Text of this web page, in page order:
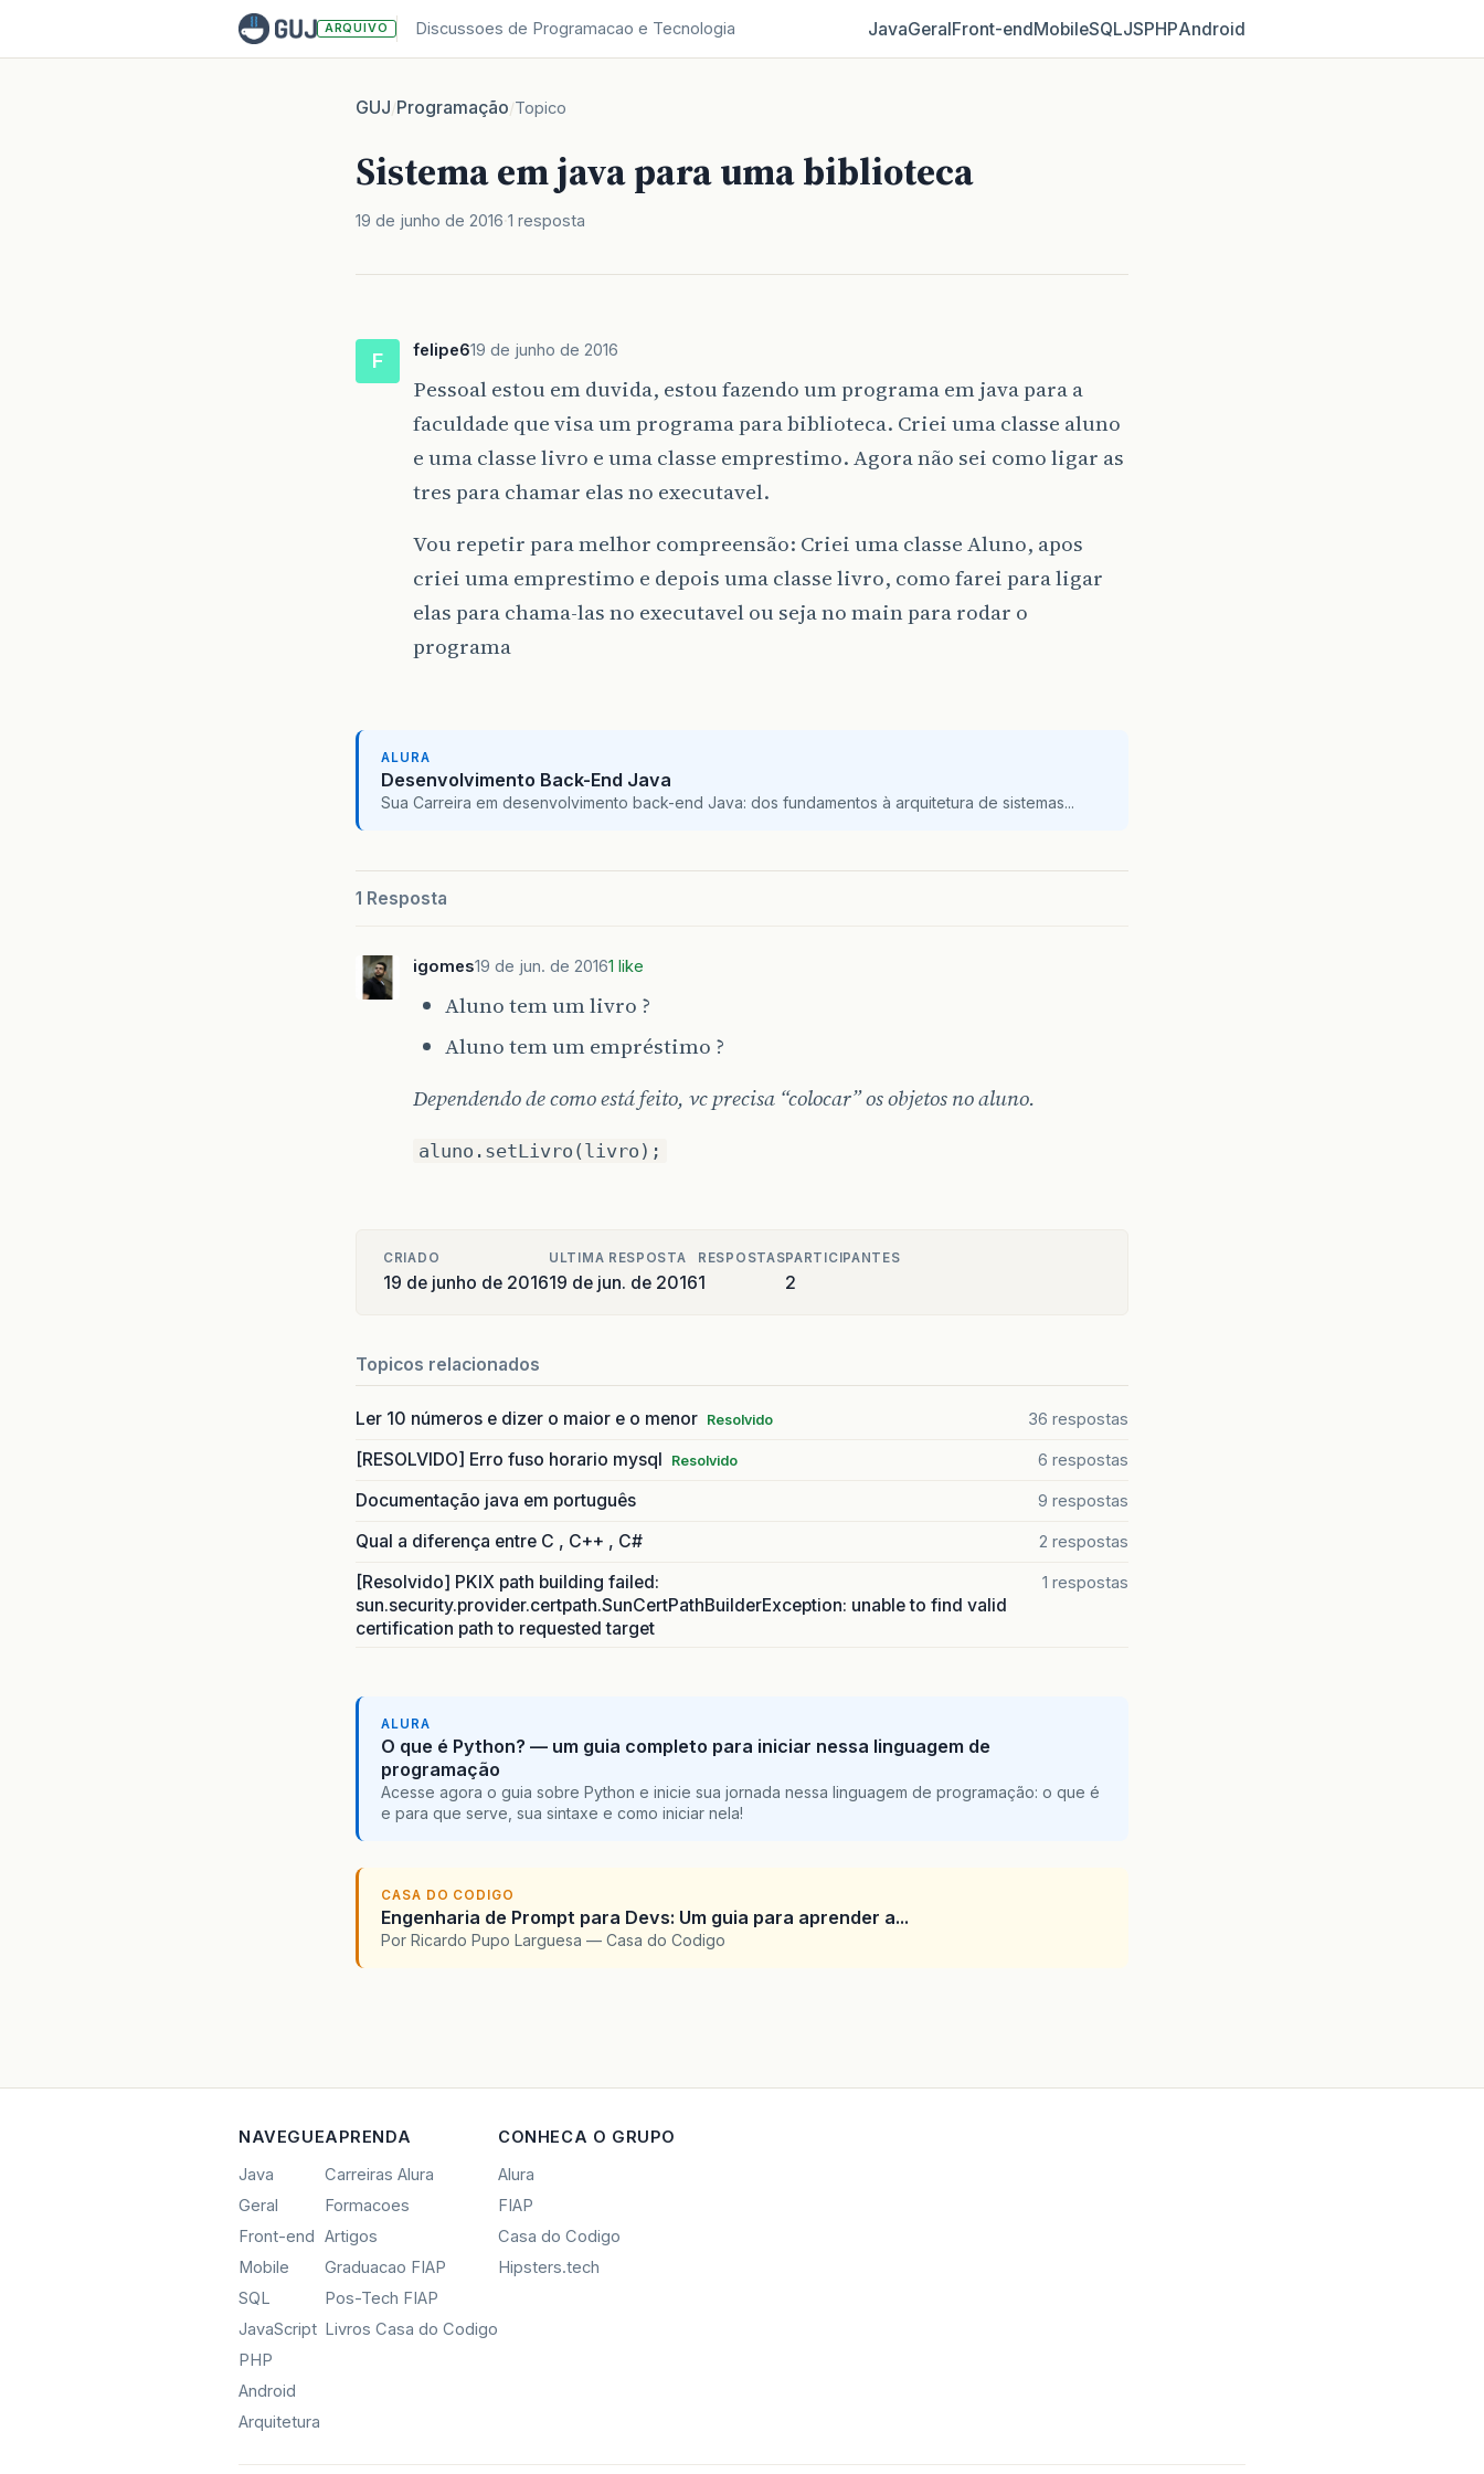
ARQUIVO Discussoes de Programacao e Tecnologia JavaGeralFront‑endMobileSQLJSPHPAndroid
GUJ/Programação/Topico
Sistema em java para uma biblioteca
19 de junho de 2016 1 resposta
F felipe619 de junho de 2016
Pessoal estou em duvida, estou fazendo um programa em java para a
faculdade que visa um programa para biblioteca. Criei uma classe aluno
e uma classe livro e uma classe emprestimo. Agora não sei como ligar as
tres para chamar elas no executavel.
Vou repetir para melhor compreensão: Criei uma classe Aluno, apos
criei uma emprestimo e depois uma classe livro, como farei para ligar
elas para chama-las no executavel ou seja no main para rodar o
programa
ALURA
Desenvolvimento Back-End Java
Sua Carreira em desenvolvimento back-end Java: dos fundamentos à arquitetura de sistemas...
1 Resposta
igomes19 de jun. de 20161 like
Aluno tem um livro ?
Aluno tem um empréstimo ?
Dependendo de como está feito, vc precisa “colocar” os objetos no aluno.
aluno.setLivro(livro);
CRIADO
19 de junho de 2016
ULTIMA RESPOSTA
19 de jun. de 2016
RESPOSTAS
1
PARTICIPANTES
2
Topicos relacionados
Ler 10 números e dizer o maior e o menor Resolvido 36 respostas
[RESOLVIDO] Erro fuso horario mysql Resolvido 6 respostas
Documentação java em português 9 respostas
Qual a diferença entre C , C++ , C# 2 respostas
[Resolvido] PKIX path building failed:
sun.security.provider.certpath.SunCertPathBuilderException: unable to find valid
certification path to requested target
1 respostas
ALURA
O que é Python? — um guia completo para iniciar nessa linguagem de
programação
Acesse agora o guia sobre Python e inicie sua jornada nessa linguagem de programação: o que é
e para que serve, sua sintaxe e como iniciar nela!
CASA DO CODIGO
Engenharia de Prompt para Devs: Um guia para aprender a...
Por Ricardo Pupo Larguesa — Casa do Codigo
NAVEGUE
Java
Geral
Front-end
Mobile
SQL
JavaScript
PHP
Android
Arquitetura
APRENDA
Carreiras Alura
Formacoes
Artigos
Graduacao FIAP
Pos-Tech FIAP
Livros Casa do Codigo
CONHECA O GRUPO
Alura
FIAP
Casa do Codigo
Hipsters.tech